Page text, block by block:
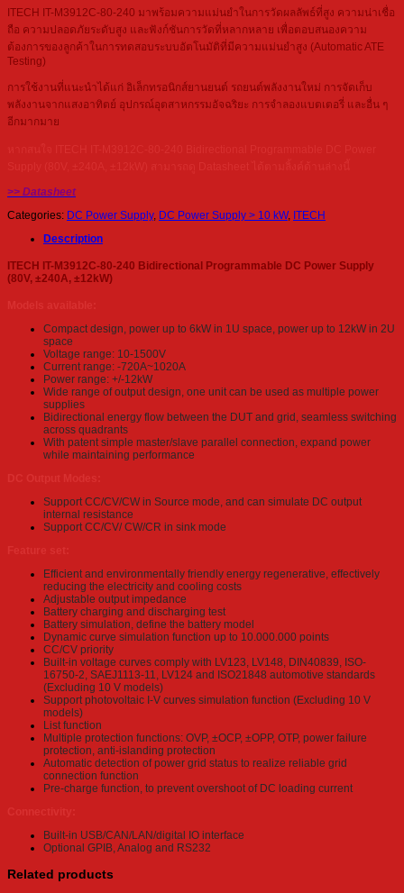
ITECH IT-M3912C-80-240 มาพร้อมความแม่นยำในการวัดผลลัพธ์ที่สูง ความน่าเชื่อ
ถือ ความปลอดภัยระดับสูง และฟังก์ชันการวัดที่หลากหลาย เพื่อตอบสนองความ
ต้องการของลูกค้าในการทดสอบระบบอัตโนมัติที่มีความแม่นยำสูง (Automatic ATE
Testing)
การใช้งานที่แนะนำได้แก่ อิเล็กทรอนิกส์ยานยนต์ รถยนต์พลังงานใหม่ การจัดเก็บ
พลังงานจากแสงอาทิตย์ อุปกรณ์อุตสาหกรรมอัจฉริยะ การจำลองแบตเตอรี่ และอื่น ๆ
อีกมากมาย
>> Datasheet
Categories: DC Power Supply, DC Power Supply > 10 kW, ITECH
Description
ITECH IT-M3912C-80-240 Bidirectional Programmable DC Power Supply
(80V, ±240A, ±12kW)
Compact design, power up to 6kW in 1U space, power up to 12kW in 2U
space
Voltage range: 10-1500V
Current range: -720A~1020A
Power range: +/-12kW
Wide range of output design, one unit can be used as multiple power
supplies
Bidirectional energy flow between the DUT and grid, seamless switching
across quadrants
With patent simple master/slave parallel connection, expand power
while maintaining performance
Support CC/CV/CW in Source mode, and can simulate DC output
internal resistance
Support CC/CV/ CW/CR in sink mode
Efficient and environmentally friendly energy regenerative, effectively
reducing the electricity and cooling costs
Adjustable output impedance
Battery charging and discharging test
Battery simulation, define the battery model
Dynamic curve simulation function up to 10.000.000 points
CC/CV priority
Built-in voltage curves comply with LV123, LV148, DIN40839, ISO-
16750-2, SAEJ1113-11, LV124 and ISO21848 automotive standards
(Excluding 10 V models)
Support photovoltaic I-V curves simulation function (Excluding 10 V
models)
List function
Multiple protection functions: OVP, ±OCP, ±OPP, OTP, power failure
protection, anti-islanding protection
Automatic detection of power grid status to realize reliable grid
connection function
Pre-charge function, to prevent overshoot of DC loading current
Built-in USB/CAN/LAN/digital IO interface
Optional GPIB, Analog and RS232
Related products